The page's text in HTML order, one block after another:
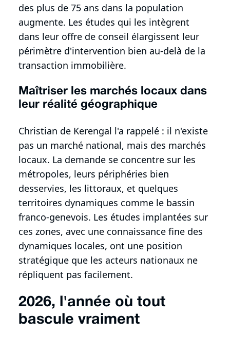
des plus de 75 ans dans la population
augmente. Les études qui les intègrent
dans leur offre de conseil élargissent leur
périmètre d'intervention bien au-delà de la
transaction immobilière.
Maîtriser les marchés locaux dans
leur réalité géographique
Christian de Kerengal l'a rappelé : il n'existe
pas un marché national, mais des marchés
locaux. La demande se concentre sur les
métropoles, leurs périphéries bien
desservies, les littoraux, et quelques
territoires dynamiques comme le bassin
franco-genevois. Les études implantées sur
ces zones, avec une connaissance fine des
dynamiques locales, ont une position
stratégique que les acteurs nationaux ne
répliquent pas facilement.
2026, l'année où tout
bascule vraiment